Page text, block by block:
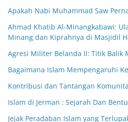
Apakah Nabi Muhammad Saw
Ahmad Khatib Al-Minangkabawi:
Minang dan Kiprahnya di Masjidil
Agresi Militer Belanda II: Titik Balik
Bagaimana Islam Mempengaruhi
Kontribusi dan Tantangan
Islam di Jerman : Sejarah Dan
Jejak Peradaban Islam yang